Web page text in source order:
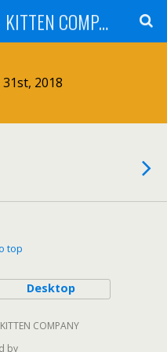
はなうた手帖 ♪ KITTEN COMPANY
31st, 2018
top
Desktop
COMPANY
by